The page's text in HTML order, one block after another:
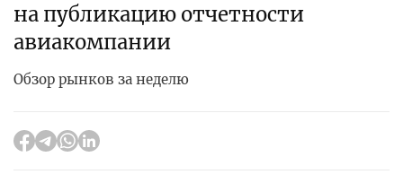
на публикацию отчетности
авиакомпании
Обзор рынков за неделю